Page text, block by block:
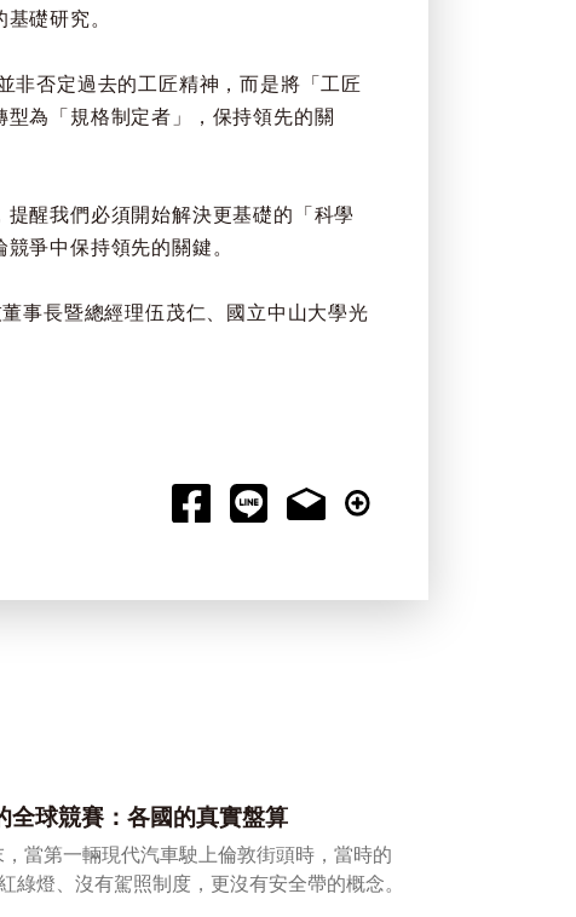
礎研究。
非否定過去的工匠精神，而是將「工匠
為「規格制定者」，保持領先的關
醒我們必須開始解決更基礎的「科學
爭中保持領先的關鍵。
事長暨總經理伍茂仁、國立中山大學光
全球競賽：各國的真實盤算
，當第一輛現代汽車駛上倫敦街頭時，當時的
綠燈、沒有駕照制度，更沒有安全帶的概念。